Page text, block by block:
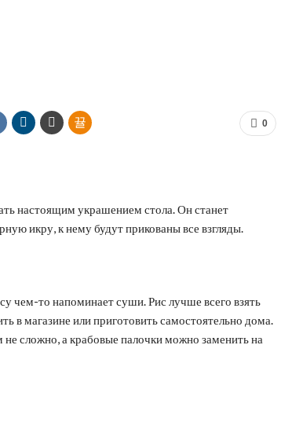
0
настоящим украшением стола. Он станет
икру, к нему будут прикованы все взгляды.
чем-то напоминает суши. Рис лучше всего взять
в магазине или приготовить самостоятельно дома.
не сложно, а крабовые палочки можно заменить на